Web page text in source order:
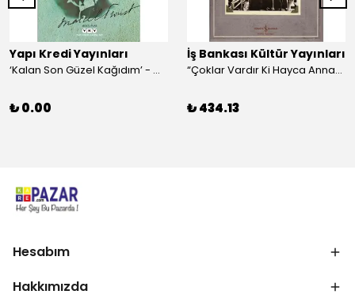
Yapı Kredi Yayınları
‘Kalan Son Güzel Kağıdım’ - Marcel Proust
₺ 0.00
İş Bankası Kültür Yayınları
“Çoklar Vardır Ki Hayca Annamazlar!” - Gazanfer İbar
₺ 434.13
Hesabım
Hakkımızda